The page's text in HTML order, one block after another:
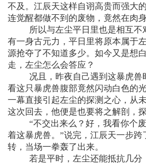
不及。江辰天这样自诩高贵而强大
连觉醒都做不到的废物，竟然在肉
所以与左尘平日里也是相互不
有一身古元力，平日里将原本属于
源抢夺了不知道多少。如今又是想
走，左尘怎么会答应？
况且，昨夜自己遇到这暴虎兽
看这只暴虎兽腹部竟然闪动白色的
一幕直接引起左尘的探测之心，从
这次回去，他便是也要将之解剖，探
“不交出来么？好，我看你个废
着这暴虎兽。”说完，江辰天一步跨
转，当场一拳轰了出来。
若是平时，左尘还能抵抗几分